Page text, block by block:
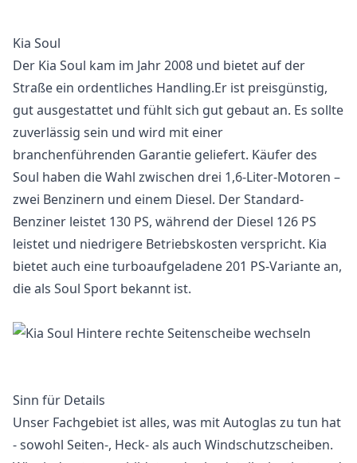
Kia Soul
Der Kia Soul kam im Jahr 2008 und bietet auf der
Straße ein ordentliches Handling.Er ist preisgünstig,
gut ausgestattet und fühlt sich gut gebaut an. Es sollte
zuverlässig sein und wird mit einer
branchenführenden Garantie geliefert. Käufer des
Soul haben die Wahl zwischen drei 1,6-Liter-Motoren –
zwei Benzinern und einem Diesel. Der Standard-
Benziner leistet 130 PS, während der Diesel 126 PS
leistet und niedrigere Betriebskosten verspricht. Kia
bietet auch eine turboaufgeladene 201 PS-Variante an,
die als Soul Sport bekannt ist.
Sinn für Details
Unser Fachgebiet ist alles, was mit Autoglas zu tun hat
- sowohl Seiten-, Heck- als auch Windschutzscheiben.